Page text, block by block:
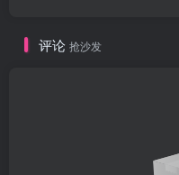
评论 抢沙发